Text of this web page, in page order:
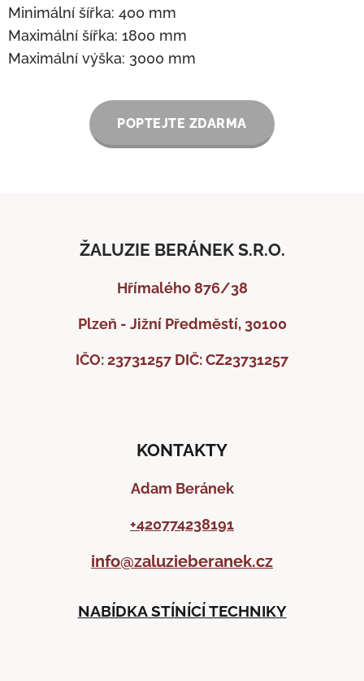
Minimální šířka: 400 mm
Maximální šířka: 1800 mm
Maximální výška: 3000 mm
POPTEJTE ZDARMA
ŽALUZIE BERÁNEK S.R.O.
Hřímalého 876/38
Plzeň - Jižní Předměstí, 30100
IČO: 23731257 DIČ: CZ23731257
KONTAKTY
Adam Beránek
+420774238191
info@zaluzieberanek.cz
NABÍDKA STÍNÍCÍ TECHNIKY